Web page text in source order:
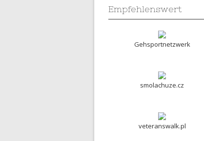
Empfehlenswert
Gehsportnetzwerk
smolachuze.cz
veteranswalk.pl